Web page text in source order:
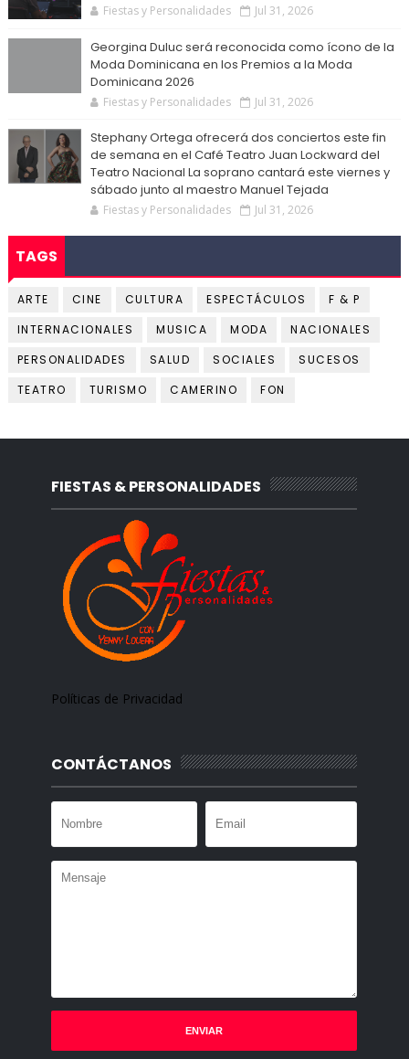
Fiestas y Personalidades Jul 31, 2026
Georgina Duluc será reconocida como ícono de la
Moda Dominicana en los Premios a la Moda
Dominicana 2026
Fiestas y Personalidades Jul 31, 2026
Stephany Ortega ofrecerá dos conciertos este fin
de semana en el Café Teatro Juan Lockward del
Teatro Nacional La soprano cantará este viernes y
sábado junto al maestro Manuel Tejada
Fiestas y Personalidades Jul 31, 2026
TAGS
ARTE CINE CULTURA ESPECTÁCULOS
F & P
INTERNACIONALES
MUSICA MODA
NACIONALES
PERSONALIDADES
SALUD SOCIALES
SUCESOS
TEATRO
TURISMO CAMERINO FON
FIESTAS & PERSONALIDADES
Políticas de Privacidad
CONTÁCTANOS